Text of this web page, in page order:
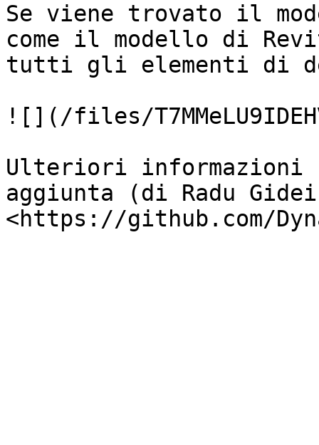
Se viene trovato il
come il modello di
tutti gli elementi di
![](/files/
Ulteriori informazioni
aggiunta (di Radu